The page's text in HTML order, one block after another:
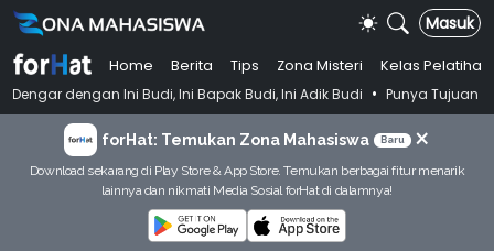
Masuk
Home Berita Tips Zona Misteri
Kelas Pelatihan
Budi, Ini Bapak Budi, Ini Adik Budi • Punya Tujuan Dekatkan
forHat: Temukan Zona Mahasiswa Baru ×
Download sekarang di Play Store & App Store. Temukan berbagai fitur menarik
lainnya dan nikmati Media Sosial forHat di dalamnya!